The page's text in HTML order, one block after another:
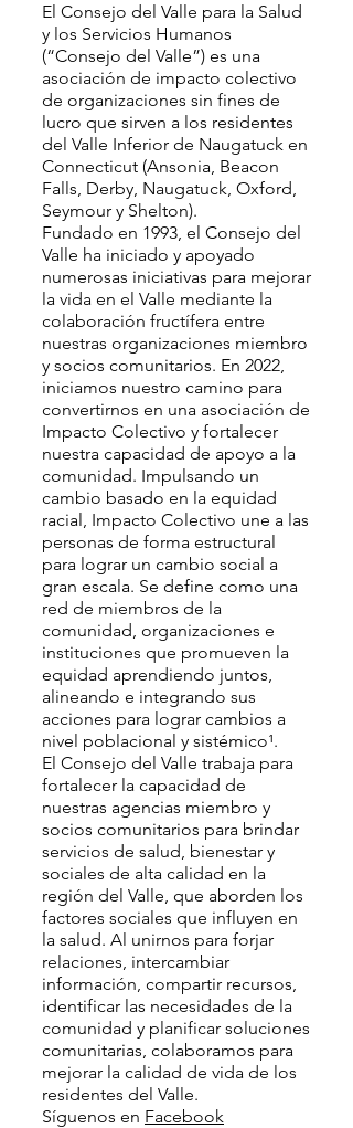
El Consejo del Valle para la Salud
y los Servicios Humanos
(“Consejo del Valle”) es una
asociación de impacto colectivo
de organizaciones sin fines de
lucro que sirven a los residentes
del Valle Inferior de Naugatuck en
Connecticut (Ansonia, Beacon
Falls, Derby, Naugatuck, Oxford,
Seymour y Shelton).
Fundado en 1993, el Consejo del
Valle ha iniciado y apoyado
numerosas iniciativas para mejorar
la vida en el Valle mediante la
colaboración fructífera entre
nuestras organizaciones miembro
y socios comunitarios. En 2022,
iniciamos nuestro camino para
convertirnos en una asociación de
Impacto Colectivo y fortalecer
nuestra capacidad de apoyo a la
comunidad. Impulsando un
cambio basado en la equidad
racial, Impacto Colectivo une a las
personas de forma estructural
para lograr un cambio social a
gran escala. Se define como una
red de miembros de la
comunidad, organizaciones e
instituciones que promueven la
equidad aprendiendo juntos,
alineando e integrando sus
acciones para lograr cambios a
nivel poblacional y sistémico¹.
El Consejo del Valle trabaja para
fortalecer la capacidad de
nuestras agencias miembro y
socios comunitarios para brindar
servicios de salud, bienestar y
sociales de alta calidad en la
región del Valle, que aborden los
factores sociales que influyen en
la salud. Al unirnos para forjar
relaciones, intercambiar
información, compartir recursos,
identificar las necesidades de la
comunidad y planificar soluciones
comunitarias, colaboramos para
mejorar la calidad de vida de los
residentes del Valle.
Síguenos en Facebook